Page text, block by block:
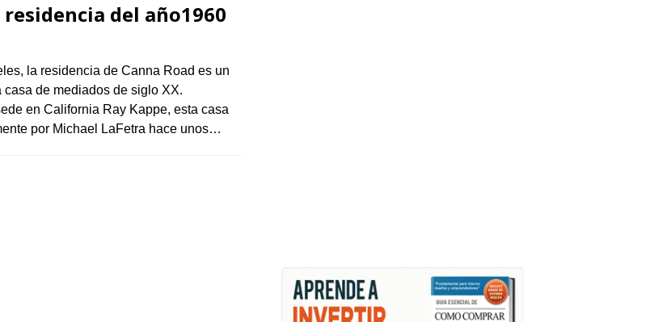
del año1960
la residencia de Canna Road es un
de mediados de siglo XX.
en California Ray Kappe, esta casa
por Michael LaFetra hace unos…